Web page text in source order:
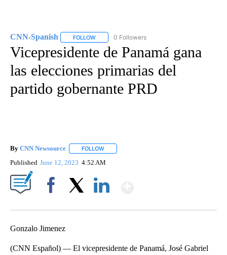
CNN-Spanish FOLLOW FOLLOW "CNN-SPANISH" TO RECEIVE
0 Followers
Vicepresidente de Panamá gana
las elecciones primarias del
partido gobernante PRD
By CNN Newsource FOLLOW
Published June 12, 2023 4:52 AM
Gonzalo Jimenez
(CNN Español) — El vicepresidente de Panamá, José Gabriel